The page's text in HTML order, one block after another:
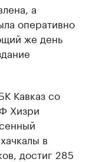
а
оперативно
же день
Кавказ со
Хизри
в
достиг 285